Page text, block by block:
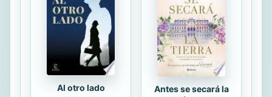
comprender de qué modo algunos
paranoicos, como Hitler o Stalin,
alcanzaron el éxito por su capacidad
de despertar la...
Al otro lado
Antes se secará la